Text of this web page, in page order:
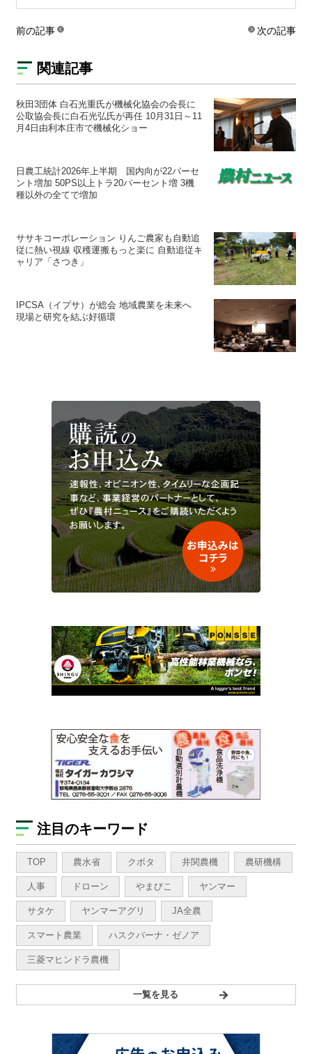
前の記事 次の記事
関連記事
秋田3団体 白石光重氏が機械化協会の会長に
公取協会長に白石光弘氏が再任 10月31日～11
月4日由利本庄市で機械化ショー
日農工統計2026年上半期 国内向が22パーセ
ント増加 50PS以上トラ20パーセント増 3機
種以外の全てで増加
ササキコーポレーション りんご農家も自動追
従に熱い視線 収穫運搬もっと楽に 自動追従キ
ャリア「さつき」
IPCSA（イプサ）が総会 地域農業を未来へ
現場と研究を結ぶ好循環
注目のキーワード
TOP 農水省 クボタ 井関農機 農研機構
人事 ドローン やまびこ ヤンマー
サタケ ヤンマーアグリ JA全農
スマート農業 ハスクバーナ・ゼノア
三菱マヒンドラ農機
一覧を見る